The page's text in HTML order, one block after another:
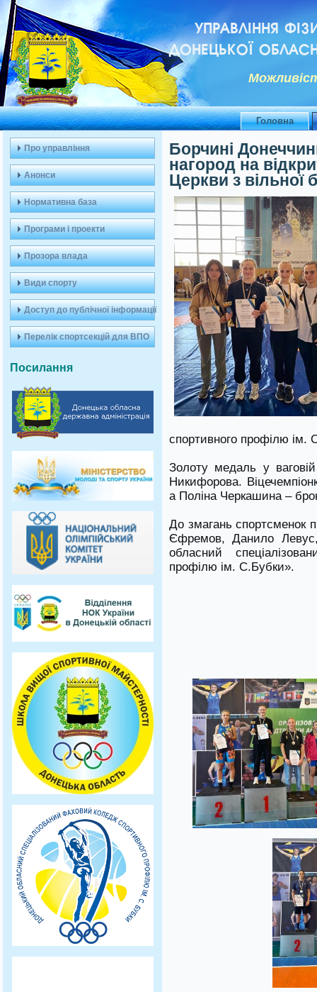
УПРАВЛІННЯ
ДОНЕЦЬКОЇ
Головна
Про управління
Анонси
Нормативна база
Програми і проекти
Прозора влада
Види спорту
Доступ до публічної інформації
Перелік спортсекцій для ВПО
Посилання
Борчині
нагород на
Церкви з вільної
спортивного профілю ім.
Золоту медаль у ваговій
Никифорова.
а Поліна Черкашина –
До змагань спортсменок
Єфремов, Данило Левус,
обласний
профілю ім. С.Бубки».